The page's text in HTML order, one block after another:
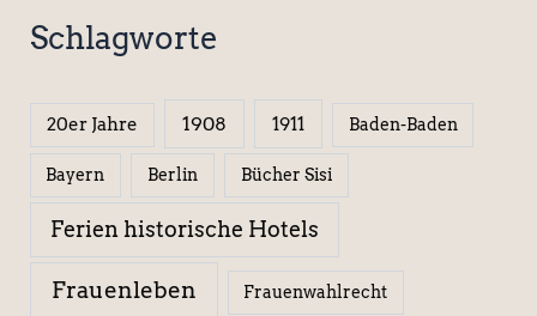
Schlagworte
20er Jahre 1908 1911 Baden-Baden
Bayern Berlin Bücher Sisi
Ferien historische Hotels
Frauenleben Frauenwahlrecht